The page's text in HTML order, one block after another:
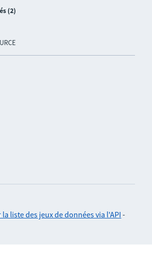
(2)
la liste des jeux de données via l'API -